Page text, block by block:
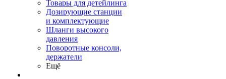
Товары для детейлинга
Дозирующие станции
и комплектующие
Шланги высокого
давления
Поворотные консоли,
держатели
Ещё